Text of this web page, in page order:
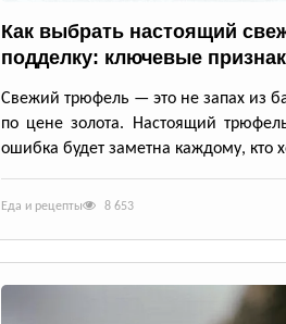
Как выбрать настоящий
подделку: ключевые
Свежий трюфель — это не запах из
по цене золота. Настоящий
ошибка будет заметна каждому, кто
Еда и рецепты 8 653